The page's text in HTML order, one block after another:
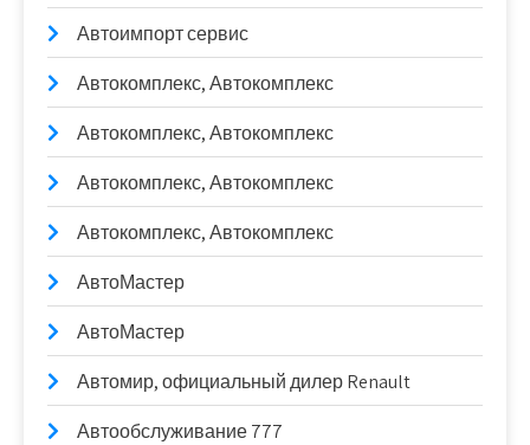
Автоимпорт сервис
Автокомплекс, Автокомплекс
Автокомплекс, Автокомплекс
Автокомплекс, Автокомплекс
Автокомплекс, Автокомплекс
АвтоМастер
АвтоМастер
Автомир, официальный дилер Renault
Автообслуживание 777